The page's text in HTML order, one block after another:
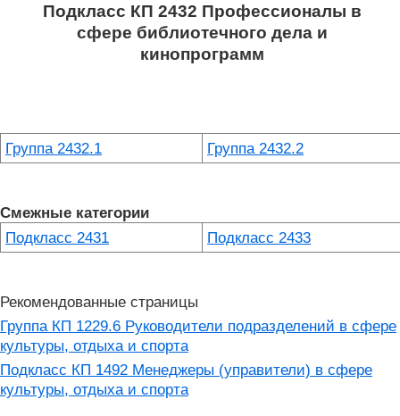
Подкласс КП 2432 Профессионалы в
сфере библиотечного дела и
кинопрограмм
Группа 2432.1 Группа 2432.2
Смежные категории
Подкласс 2431
Подкласс 2433
Рекомендованные страницы
Группа КП 1229.6 Руководители подразделений в сфере
культуры, отдыха и спорта
Подкласс КП 1492 Менеджеры (управители) в сфере
культуры, отдыха и спорта